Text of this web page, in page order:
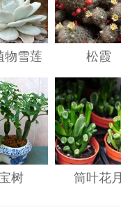
物雪莲 松霞
树 筒叶花月